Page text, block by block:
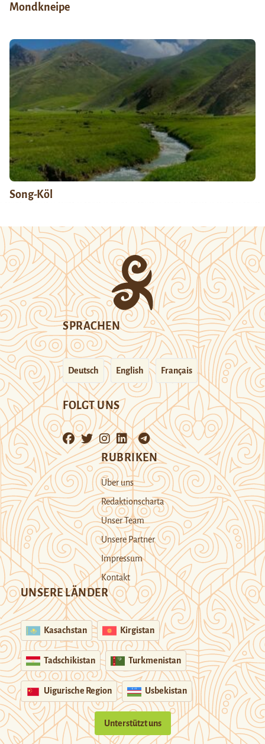
Mondkneipe
Song-Köl
SPRACHEN
Deutsch English Français
FOLGT UNS
RUBRIKEN
Über uns
Redaktionscharta
Unser Team
Unsere Partner
Impressum
Kontakt
UNSERE LÄNDER
Kasachstan Kirgistan
Tadschikistan Turkmenistan
Uigurische Region Usbekistan
Unterstützt uns